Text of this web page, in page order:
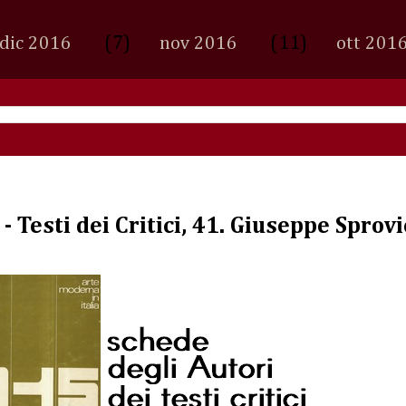
2016 (7) nov 2016 (11) ott
dei Critici, 41. Giuseppe